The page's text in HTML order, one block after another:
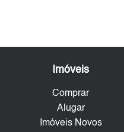
Imóveis
Comprar
Alugar
Imóveis Novos